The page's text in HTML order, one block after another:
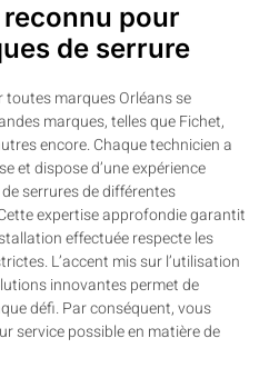
pour
de serrure
toutes marques Orléans se
marques, telles que Fichet,
encore. Chaque technicien a
et dispose d’une expérience
serrures de différentes
expertise approfondie garantit
effectuée respecte les
L’accent mis sur l’utilisation
innovantes permet de
défi. Par conséquent, vous
service possible en matière de